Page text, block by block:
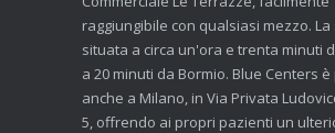
raggiungibile con qualsiasi mezzo. La
situata a circa un'ora e trenta minuti
a 20 minuti da Bormio. Blue Centers
anche a Milano, in Via Privata
5, offrendo ai propri pazienti un